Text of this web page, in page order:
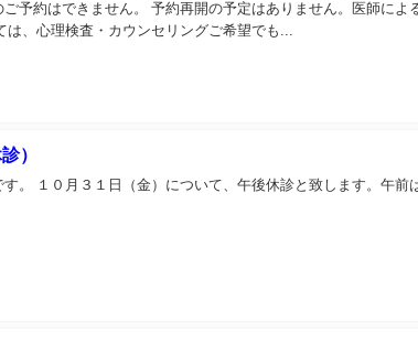
予約はできません。 予約再開の予定はありません。医師によ
、心理検査・カウンセリングご希望でも...
）
。 １０月３１日（金）について、午後休診と致します。午前